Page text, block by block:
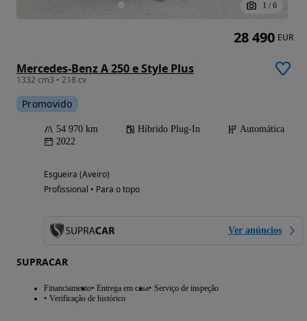
1 / 6
Mercedes-Benz A 250 e Style Plus
1332 cm3 • 218 cv
Promovido
54 970 km Híbrido Plug-In
Automática
2022
Esgueira (Aveiro)
Profissional • Para o topo
Ver anúncios
SUPRACAR
Financiamento Entrega em casa Serviço de inspeção
Verificação de histórico
28 490 EUR